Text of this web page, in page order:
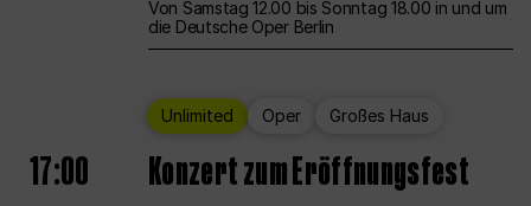
Von Samstag 12.00 bis Sonntag 18.00 in und um
die Deutsche Oper Berlin
Unlimited Oper Großes Haus
17:00 Konzert zum Eröffnungsfest